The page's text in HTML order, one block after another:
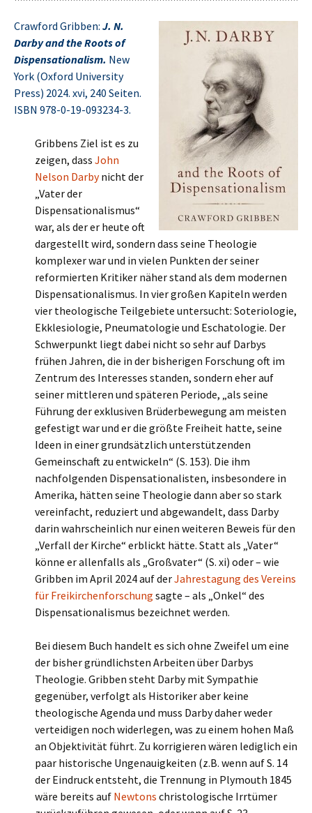
Crawford Gribben: J. N.
Darby and the Roots of
Dispensationalism. New
York (Oxford University
Press) 2024. xvi, 240 Seiten.
ISBN 978-0-19-093234-3.
Gribbens Ziel ist es zu
zeigen, dass John
Nelson Darbynicht der
„Vater der
Dispensationalismus“
war, als der er heute oft
dargestellt wird, sondern dass seine Theologie
komplexer war und in vielen Punkten der seiner
reformierten Kritiker näher stand als dem modernen
Dispensationalismus. In vier großen Kapiteln werden
vier theologische Teilgebiete untersucht: Soteriologie,
Ekklesiologie, Pneumatologie und Eschatologie. Der
Schwerpunkt liegt dabei nicht so sehr auf Darbys
frühen Jahren, die in der bisherigen Forschung oft im
Zentrum des Interesses standen, sondern eher auf
seiner mittleren und späteren Periode, „als seine
Führung der exklusiven Brüderbewegung am meisten
gefestigt war und er die größte Freiheit hatte, seine
Ideen in einer grundsätzlich unterstützenden
Gemeinschaft zu entwickeln“ (S. 153). Die ihm
nachfolgenden Dispensationalisten, insbesondere in
Amerika, hätten seine Theologie dann aber so stark
vereinfacht, reduziert und abgewandelt, dass Darby
darin wahrscheinlich nur einen weiteren Beweis für den
„Verfall der Kirche“ erblickt hätte. Statt als „Vater“
könne er allenfalls als „Großvater“ (S. xi) oder – wie
Gribben im April 2024 auf derJahrestagung des Vereins
für Freikirchenforschung sagte – als „Onkel“ des
Dispensationalismus bezeichnet werden.
Bei diesem Buch handelt es sich ohne Zweifel um eine
der bisher gründlichsten Arbeiten über Darbys
Theologie. Gribben steht Darby mit Sympathie
gegenüber, verfolgt als Historiker aber keine
theologische Agenda und muss Darby daher weder
verteidigen noch widerlegen, was zu einem hohen Maß
an Objektivität führt. Zu korrigieren wären lediglich ein
paar historische Ungenauigkeiten (z.B. wenn auf S. 14
der Eindruck entsteht, die Trennung in Plymouth 1845
wäre bereits auf Newtons christologische Irrtümer